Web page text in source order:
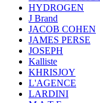
HYDROGEN
J Brand
JACOB COHEN
JAMES PERSE
JOSEPH
Kalliste
KHRISJOY
L'AGENCE
LARDINI